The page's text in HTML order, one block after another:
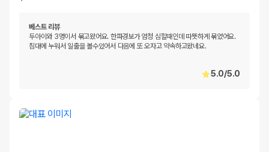
베스트 리뷰
두아이와 3명이서 묶고왔어요. 한파경보가 엄청 심할때인데 따뜻하게 묶었어요.
침대에 누워서 일출을 볼수있어서 다음에 또 오자고 약속하고왔네요.
5.0/5.0